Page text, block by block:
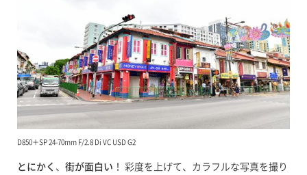
D850＋SP 24-70mm F/2.8 Di VC USD G2
とにかく 、 街が面白い ！ 彩度を上げて、カラフルな写真を撮り